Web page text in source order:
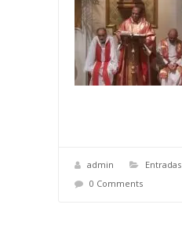
admin
Entradas
0 Comments